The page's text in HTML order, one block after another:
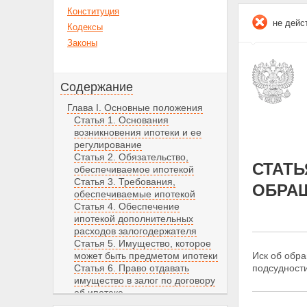
Конституция
Кодексы
Законы
Содержание
Глава I. Основные положения
Статья 1. Основания
возникновения ипотеки и ее
регулирование
Статья 2. Обязательство,
обеспечиваемое ипотекой
Статья 3. Требования,
обеспечиваемые ипотекой
Статья 4. Обеспечение
ипотекой дополнительных
расходов залогодержателя
Статья 5. Имущество, которое
может быть предметом ипотеки
Статья 6. Право отдавать
имущество в залог по договору
об ипотеке
не
Иск об